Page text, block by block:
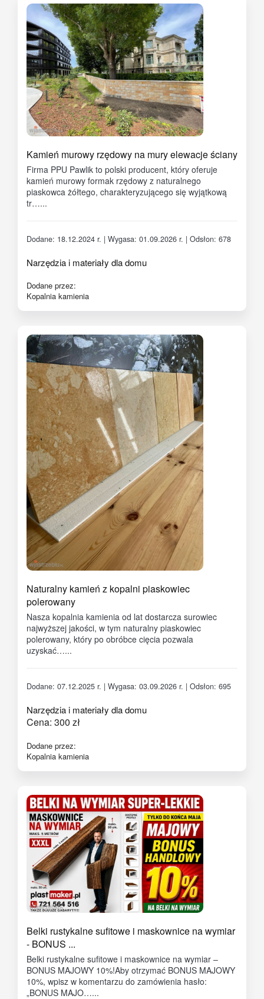
Kamień murowy rzędowy na mury elewacje ściany
Firma PPU Pawlik to polski producent, który oferuje
kamień murowy formak rzędowy z naturalnego
piaskowca żółtego, charakteryzującego się wyjątkową
tr…...
Dodane: 18.12.2024 r. | Wygasa: 01.09.2026 r. | Odsłon: 678
Narzędzia i materiały dla domu
Dodane przez:
Kopalnia kamienia
Naturalny kamień z kopalni piaskowiec
polerowany
Nasza kopalnia kamienia od lat dostarcza surowiec
najwyższej jakości, w tym naturalny piaskowiec
polerowany, który po obróbce cięcia pozwala
uzyskać…...
Dodane: 07.12.2025 r. | Wygasa: 03.09.2026 r. | Odsłon: 695
Narzędzia i materiały dla domu
Cena: 300 zł
Dodane przez:
Kopalnia kamienia
Belki rustykalne sufitowe i maskownice na wymiar
- BONUS ...
Belki rustykalne sufitowe i maskownice na wymiar –
BONUS MAJOWY 10%!Aby otrzymać BONUS MAJOWY
10%, wpisz w komentarzu do zamówienia hasło:
„BONUS MAJO…...